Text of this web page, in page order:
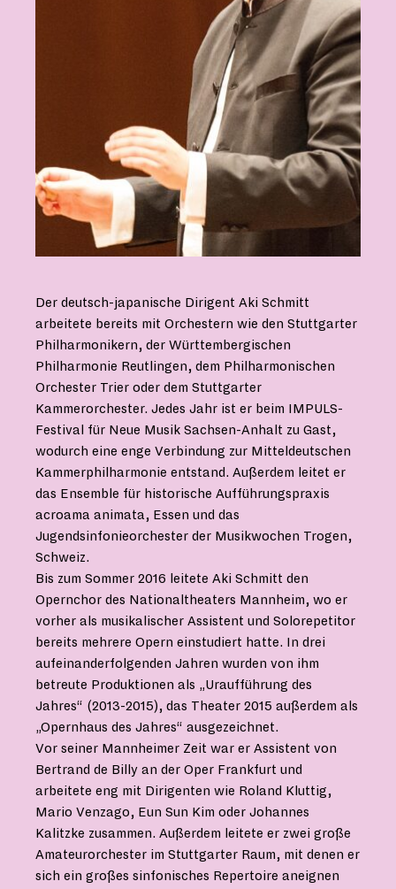
Der deutsch-japanische Dirigent Aki Schmitt
arbeitete bereits mit Orchestern wie den Stuttgarter
Philharmonikern, der Württembergischen
Philharmonie Reutlingen, dem Philharmonischen
Orchester Trier oder dem Stuttgarter
Kammerorchester. Jedes Jahr ist er beim IMPULS-
Festival für Neue Musik Sachsen-Anhalt zu Gast,
wodurch eine enge Verbindung zur Mitteldeutschen
Kammerphilharmonie entstand. Außerdem leitet er
das Ensemble für historische Aufführungspraxis
acroama animata, Essen und das
Jugendsinfonieorchester der Musikwochen Trogen,
Schweiz.
Bis zum Sommer 2016 leitete Aki Schmitt den
Opernchor des Nationaltheaters Mannheim, wo er
vorher als musikalischer Assistent und Solorepetitor
bereits mehrere Opern einstudiert hatte. In drei
aufeinanderfolgenden Jahren wurden von ihm
betreute Produktionen als „Uraufführung des
Jahres“ (2013-2015), das Theater 2015 außerdem als
„Opernhaus des Jahres“ ausgezeichnet.
Vor seiner Mannheimer Zeit war er Assistent von
Bertrand de Billy an der Oper Frankfurt und
arbeitete eng mit Dirigenten wie Roland Kluttig,
Mario Venzago, Eun Sun Kim oder Johannes
Kalitzke zusammen. Außerdem leitete er zwei große
Amateurorchester im Stuttgarter Raum, mit denen er
sich ein großes sinfonisches Repertoire aneignen